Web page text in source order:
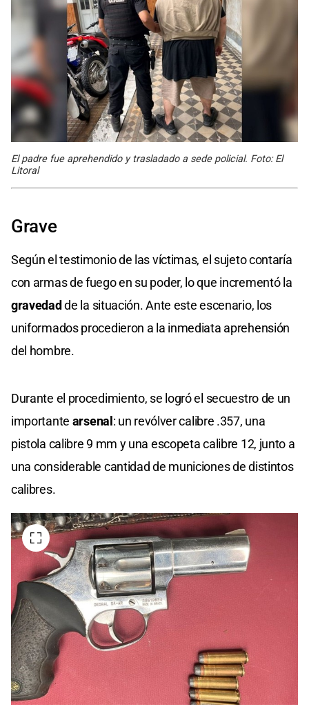
El padre fue aprehendido y trasladado a sede policial. Foto: El
Litoral
Grave
Según el testimonio de las víctimas, el sujeto contaría
con armas de fuego en su poder, lo que incrementó la
gravedad de la situación. Ante este escenario, los
uniformados procedieron a la inmediata aprehensión
del hombre.
Durante el procedimiento, se logró el secuestro de un
importante arsenal : un revólver calibre .357, una
pistola calibre 9 mm y una escopeta calibre 12, junto a
una considerable cantidad de municiones de distintos
calibres.